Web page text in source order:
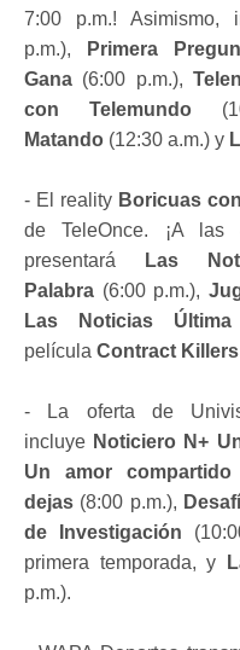
7:00 p.m.!
p.m.),
Primera
Gana (6:00 p.m.),
con Telemundo
Matando (12:30 a.m.) y
- El reality Boricuas
de TeleOnce. ¡A las
presentará
Las
Palabra (6:00 p.m.),
Las Noticias Última
película Contract Killers
- La oferta de
incluye Noticiero N+
Un amor compartido
dejas (8:00 p.m.),
de Investigación
primera temporada, y
p.m.).